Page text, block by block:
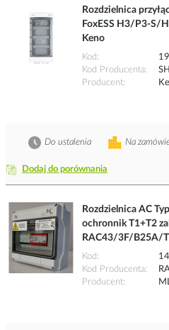
Rozdzielnica
FoxESS H3/P3-S/
Keno
Kod
Kod Producenta
Producent
Dodaj do porównania
Na
Do ustalenia
Rozdzielnica AC
ochronnik T1+T2
RAC43/3F/B25A/
Kod
Kod Producenta
Producent